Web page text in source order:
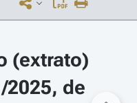
(extrato)
2025, de